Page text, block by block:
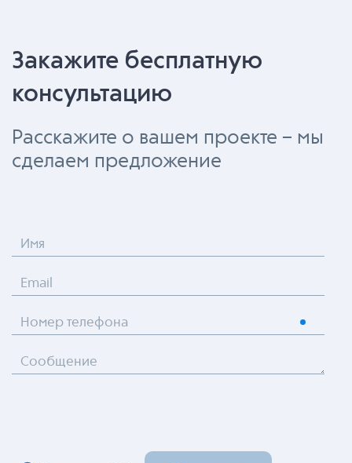
Закажите бесплатную
консультацию
Расскажите о вашем проекте – мы
сделаем предложение
Имя
Email
Номер телефона
Сообщение